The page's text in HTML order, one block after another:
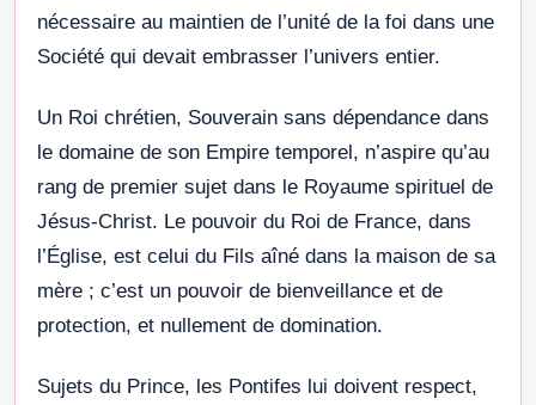
nécessaire au maintien de l’unité de la foi dans une
Société qui devait embrasser l’univers entier.
Un Roi chrétien, Souverain sans dépendance dans
le domaine de son Empire temporel, n’aspire qu’au
rang de premier sujet dans le Royaume spirituel de
Jésus-Christ. Le pouvoir du Roi de France, dans
l’Église, est celui du Fils aîné dans la maison de sa
mère ; c’est un pouvoir de bienveillance et de
protection, et nullement de domination.
Sujets du Prince, les Pontifes lui doivent respect,